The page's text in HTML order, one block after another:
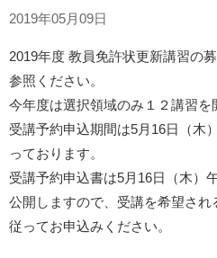
2019年05月09日
2019年度 教員免許状更新講習の
参照ください。
今年度は選択領域のみ１２講習を
受講予約申込期間は5月16日（木
っております。
受講予約申込書は5月16日（木）
公開しますので、受講を希望さ
従ってお申込みください。